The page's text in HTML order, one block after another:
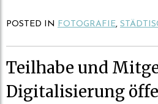
POSTED IN FOTOGRAFIE,
Teilhabe und
Digitalisierung